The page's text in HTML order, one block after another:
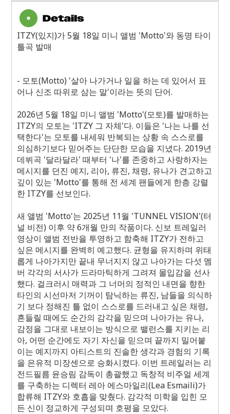
ITZY(있지)가 5월 18일 미니 앨범 'Motto'와 동명 타이
틀곡 발매
- 모토(Motto) '살아 나가거나 일을 하는 데 있어서 표
어나 신조 따위로 삼는 말'이라는 뜻의 단어.
2026년 5월 18일 미니 앨범 'Motto'(모토)를 발매하는
ITZY의 모토는 'ITZY 그 자체'다. 이들은 '나는 나를 선
택한다'는 모토를 내세워 반복되는 상황 속 스스로를
의심하기보다 믿어주는 단단한 모습을 지녔다. 2019년
데뷔곡 '달라달라' 때부터 '나'를 존중하고 사랑하자는
메시지를 던진 예지, 리아, 류진, 채령, 유나가 견고하고
깊이 있는 'Motto'를 통해 전 세계 팬들에게 한층 강렬
한 ITZY를 선보인다.
새 앨범 'Motto'는 2025년 11월 'TUNNEL VISION'(터
널 비전) 이후 약 6개월 만의 작품이다. 신보 트레일러
영상이 앨범 전반을 투영하고 함축해 ITZY가 전하고
싶은 메시지를 완벽히 예고했다. 균형을 유지하며 위태
롭게 나아가지만 끝내 무너지지 않고 나아가는 다섯 멤
버 각각의 서사가 드라마틱하게 그려져 몰입감을 선사
했다. 걸크러시 매력과 그 너머의 정적인 내면을 향한
타인의 시선마저 기꺼이 탐닉하는 류진, 남들을 의식하
기 보다 정해진 틀 없이 스스로를 드러내고 싶은 채령,
흔들릴 때에도 순간의 감각을 믿으며 나아가는 유나,
감정을 그대로 내보이는 방식으로 밸런스를 지키는 리
아, 어떤 순간에도 자기 자신을 믿으며 끝까지 밀어붙
이는 예지까지 아티스트의 진솔한 생각과 경험의 기록
을 은유적 미장센으로 승화시켰다. 이번 트레일러는 리
전드필름 윤승림 감독이 총괄했고 독창적 비주얼 세계
를 구축하는 디렉터 레아 에스마일리(Lea Esmaili)가
합류해 ITZY와 호흡을 맞췄다. 감각적 미학을 입힌 모
든 신이 정교하게 구성되며 호평을 모았다.